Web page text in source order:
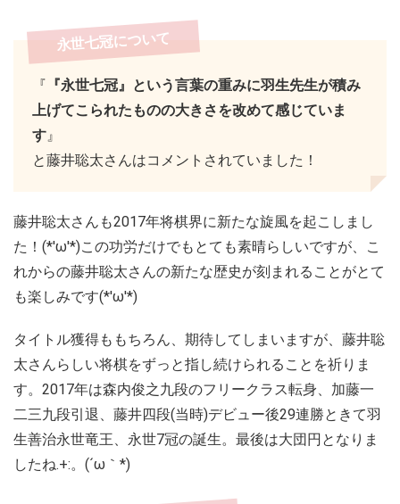
永世七冠について
『 『永世七冠』という言葉の重みに羽生先生が積み
上げてこられたものの大きさを改めて感じていま
す』
と藤井聡太さんはコメントされていました！
藤井聡太さんも2017年将棋界に新たな旋風を起こしまし
た！(*'ω'*)この功労だけでもとても素晴らしいですが、こ
れからの藤井聡太さんの新たな歴史が刻まれることがとて
も楽しみです(*'ω'*)
タイトル獲得ももちろん、期待してしまいますが、藤井聡
太さんらしい将棋をずっと指し続けられることを祈りま
す。2017年は森内俊之九段のフリークラス転身、加藤一
二三九段引退、藤井四段(当時)デビュー後29連勝ときて羽
生善治永世竜王、永世7冠の誕生。最後は大団円となりま
したね.+:。(´ω｀*)